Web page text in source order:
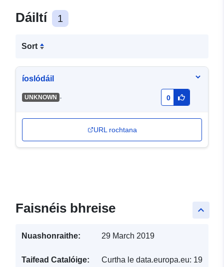
Dáiltí 1
Sort
íoslódáil
UNKNOWN - 0
URL rochtana
keyboard_arrow_up
Faisnéis bhreise
Nuashonraithe: 29 March 2019
Taifead Catalóige: Curtha le data.europa.eu: 19